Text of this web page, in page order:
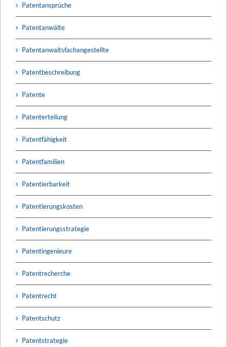
Patentansprüche
Patentanwälte
Patentanwaltsfachangestellte
Patentbeschreibung
Patente
Patenterteilung
Patentfähigkeit
Patentfamilien
Patentierbarkeit
Patentierungskosten
Patentierungsstrategie
Patentingenieure
Patentrecherche
Patentrecht
Patentschutz
Patentstrategie